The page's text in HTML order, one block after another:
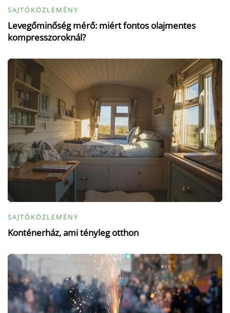
SAJTÓKÖZLEMÉNY
Levegőminőség mérő: miért fontos olajmentes
kompresszoroknál?
SAJTÓKÖZLEMÉNY
Konténerház, ami tényleg otthon